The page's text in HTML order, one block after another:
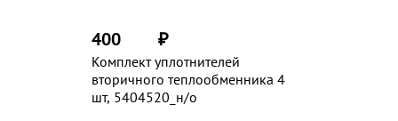
Комплект уплотнителей
вторичного теплообменника 4
шт, 5404520_н/о
400 ₽